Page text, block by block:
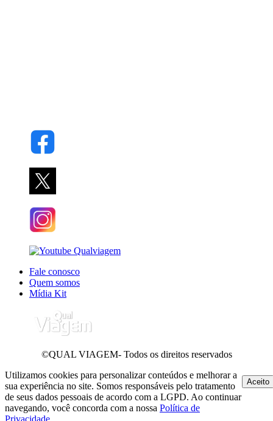
Fale conosco
Quem somos
Mídia Kit
©QUAL VIAGEM- Todos os direitos reservados
Utilizamos cookies para personalizar conteúdos e melhorar a
sua experiência no site. Somos responsáveis pelo tratamento
de seus dados pessoais de acordo com a LGPD. Ao continuar
navegando, você concorda com a nossa Política de
Privacidade
Aceito